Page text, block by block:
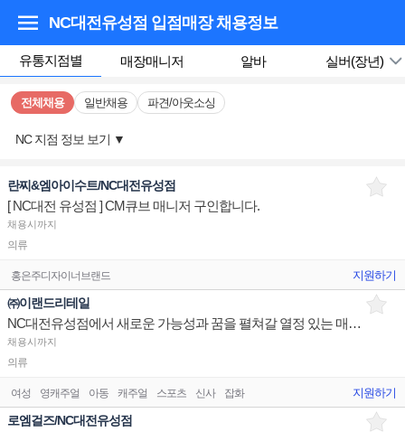
NC대전유성점 입점매장채용정보
유통지점별 매장매니저 알바 실버(장년)
전체채용 일반채용 파견/아웃소싱
NC 지점 정보 보기 ▼
란찌&엠아이수트/NC대전유성점
[ NC대전 유성점 ] CM큐브 매니저 구인합니다.
채용시까지
의류
홍은주디자이너브랜드 지원하기
㈜이랜드리테일
NC대전유성점에서 새로운 가능성과 꿈을 펼쳐갈 열정 있는 매니저님을 구인합니다.
채용시까지
의류
여성 영캐주얼 아동 캐주얼 스포츠 신사 잡화 지원하기
로엠걸즈/NC대전유성점